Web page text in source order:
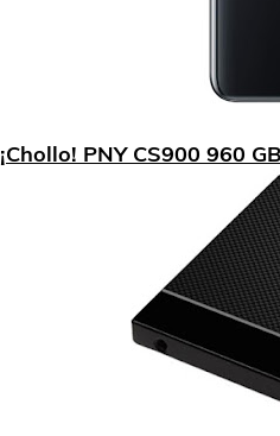
¡Chollo! PNY CS900 960